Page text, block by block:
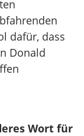
dafür, dass
Donald
Wort für